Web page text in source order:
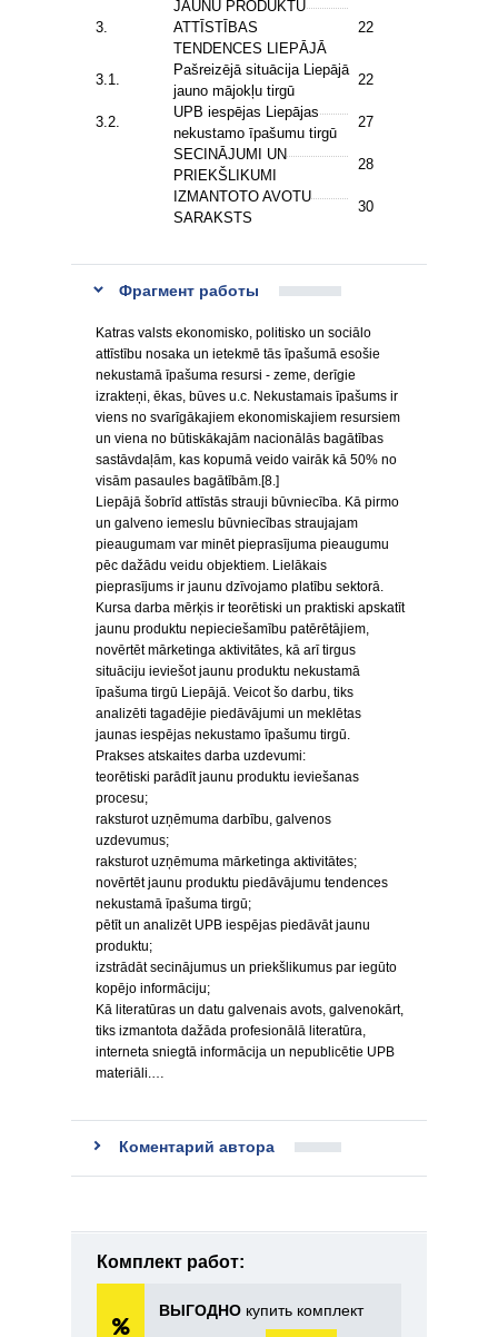
3.
JAUNU PRODUKTU
ATTĪSTĪBAS
TENDENCES LIEPĀJĀ
22
3.1.
Pašreizējā situācija Liepājā
jauno mājokļu tirgū
22
3.2.
UPB iespējas Liepājas
nekustamo īpašumu tirgū
27
SECINĀJUMI UN
PRIEKŠLIKUMI
28
IZMANTOTO AVOTU
SARAKSTS
30
Фрагмент работы
Katras valsts ekonomisko, politisko un sociālo
attīstību nosaka un ietekmē tās īpašumā esošie
nekustamā īpašuma resursi - zeme, derīgie
izrakteņi, ēkas, būves u.c. Nekustamais īpašums ir
viens no svarīgākajiem ekonomiskajiem resursiem
un viena no būtiskākajām nacionālās bagātības
sastāvdaļām, kas kopumā veido vairāk kā 50% no
visām pasaules bagātībām.[8.]
Liepājā šobrīd attīstās strauji būvniecība. Kā pirmo
un galveno iemeslu būvniecības straujajam
pieaugumam var minēt pieprasījuma pieaugumu
pēc dažādu veidu objektiem. Lielākais
pieprasījums ir jaunu dzīvojamo platību sektorā.
Kursa darba mērķis ir teorētiski un praktiski apskatīt
jaunu produktu nepieciešamību patērētājiem,
novērtēt mārketinga aktivitātes, kā arī tirgus
situāciju ieviešot jaunu produktu nekustamā
īpašuma tirgū Liepājā. Veicot šo darbu, tiks
analizēti tagadējie piedāvājumi un meklētas
jaunas iespējas nekustamo īpašumu tirgū.
Prakses atskaites darba uzdevumi:
teorētiski parādīt jaunu produktu ieviešanas
procesu;
raksturot uzņēmuma darbību, galvenos
uzdevumus;
raksturot uzņēmuma mārketinga aktivitātes;
novērtēt jaunu produktu piedāvājumu tendences
nekustamā īpašuma tirgū;
pētīt un analizēt UPB iespējas piedāvāt jaunu
produktu;
izstrādāt secinājumus un priekšlikumus par iegūto
kopējo informāciju;
Kā literatūras un datu galvenais avots, galvenokārt,
tiks izmantota dažāda profesionālā literatūra,
interneta sniegtā informācija un nepublicētie UPB
materiāli.…
Коментарий автора
Комплект работ:
ВЫГОДНО купить комплект